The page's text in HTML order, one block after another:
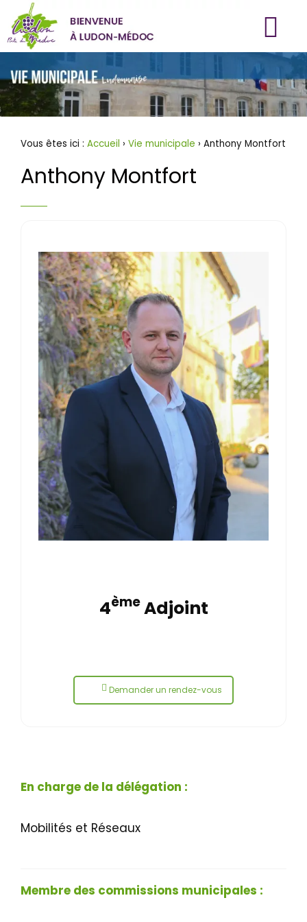
au
contenu
Vous êtes ici : Accueil › Vie municipale › Anthony Montfort
Anthony Montfort
4èmeAdjoint
Demander un rendez-vous
En charge de la délégation :
Mobilités et Réseaux
Membre des commissions municipales :